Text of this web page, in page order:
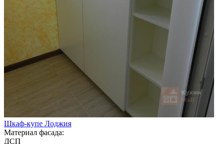
Шкаф-купе Лоджия
Материал фасада:
ДСП